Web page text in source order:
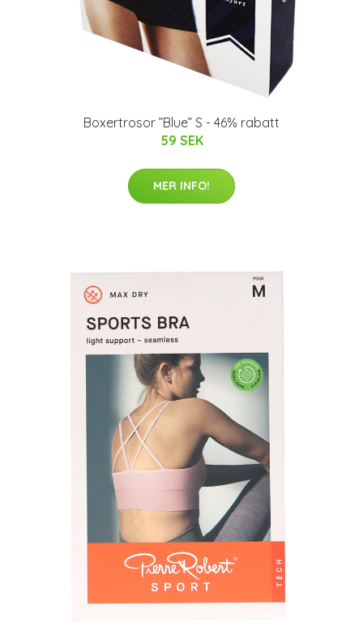
Boxertrosor ”Blue” S - 46% rabatt
59 SEK
MER INFO!